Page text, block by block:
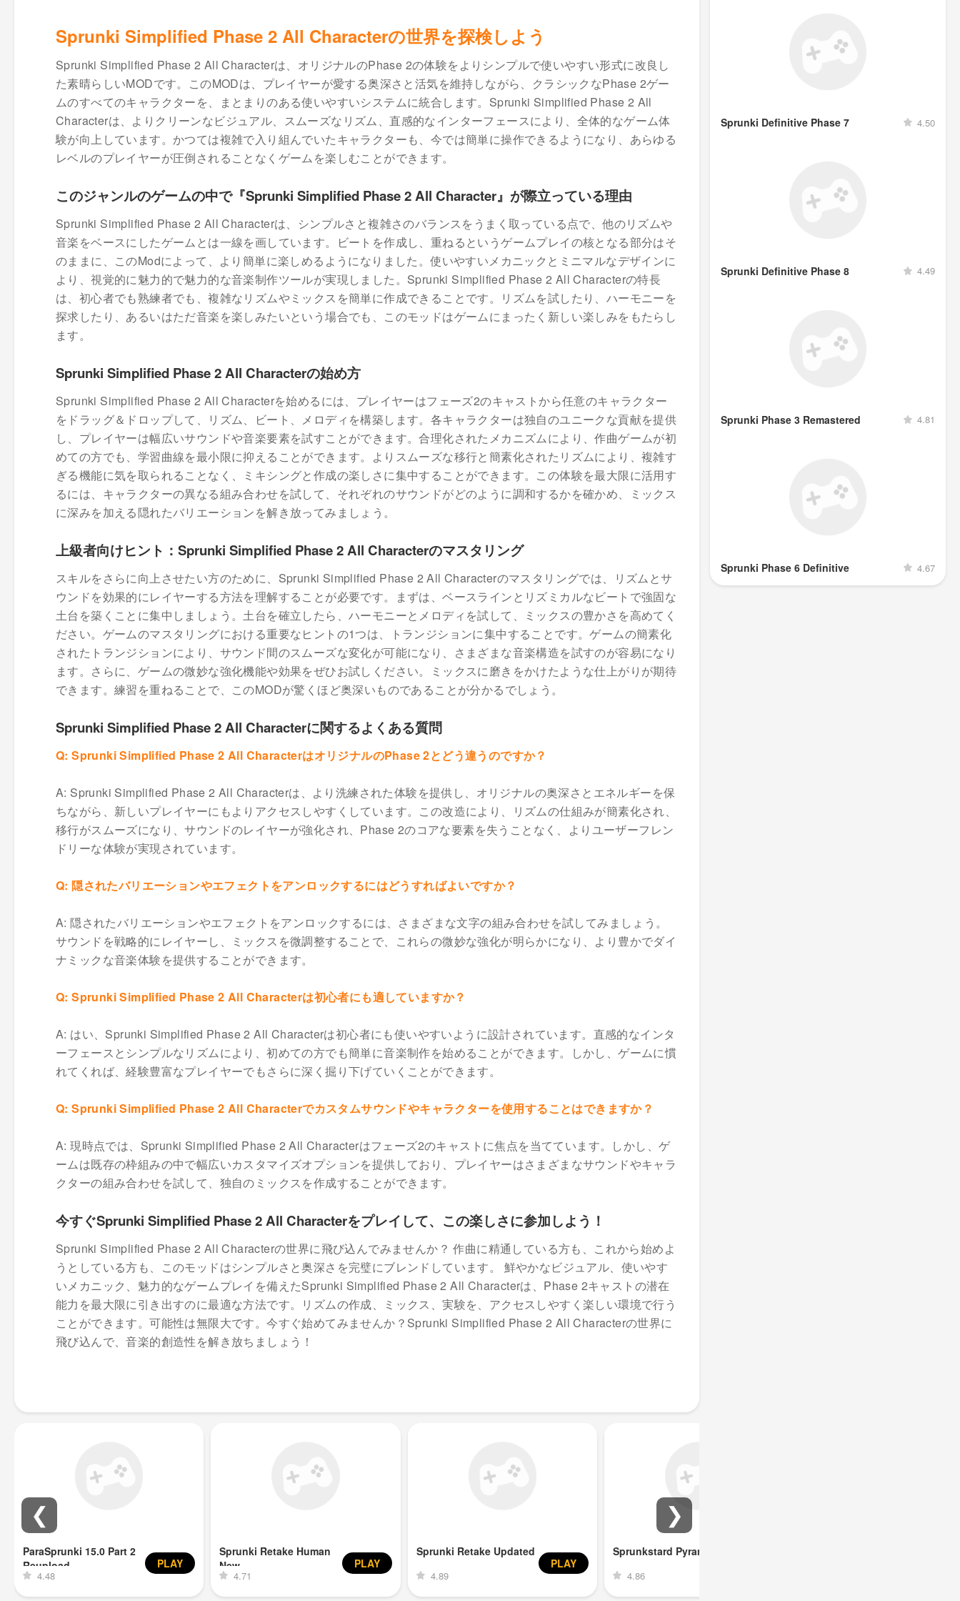
Sprunki Simplified Phase 2 All Characterの世界を探検しよう
Sprunki Simplified Phase 2 All Characterは、オリジナルのPhase 2の体験をよりシンプルで使いやすい形式に改良し
た素晴らしいMODです。このMODは、プレイヤーが愛する奥深さと活気を維持しながら、クラシックなPhase 2ゲー
ムのすべてのキャラクターを、まとまりのある使いやすいシステムに統合します。Sprunki Simplified Phase 2 All
Characterは、よりクリーンなビジュアル、スムーズなリズム、直感的なインターフェースにより、全体的なゲーム体
験が向上しています。かつては複雑で入り組んでいたキャラクターも、今では簡単に操作できるようになり、あらゆる
レベルのプレイヤーが圧倒されることなくゲームを楽しむことができます。
このジャンルのゲームの中で『Sprunki Simplified Phase 2 All Character』が際立っている理由
Sprunki Simplified Phase 2 All Characterは、シンプルさと複雑さのバランスをうまく取っている点で、他のリズムや
音楽をベースにしたゲームとは一線を画しています。ビートを作成し、重ねるというゲームプレイの核となる部分はそ
のままに、このModによって、より簡単に楽しめるようになりました。使いやすいメカニックとミニマルなデザインに
より、視覚的に魅力的で魅力的な音楽制作ツールが実現しました。Sprunki Simplified Phase 2 All Characterの特長
は、初心者でも熟練者でも、複雑なリズムやミックスを簡単に作成できることです。リズムを試したり、ハーモニーを
探求したり、あるいはただ音楽を楽しみたいという場合でも、このモッドはゲームにまったく新しい楽しみをもたらし
ます。
Sprunki Simplified Phase 2 All Characterの始め方
Sprunki Simplified Phase 2 All Characterを始めるには、プレイヤーはフェーズ2のキャストから任意のキャラクター
をドラッグ＆ドロップして、リズム、ビート、メロディを構築します。各キャラクターは独自のユニークな貢献を提供
し、プレイヤーは幅広いサウンドや音楽要素を試すことができます。合理化されたメカニズムにより、作曲ゲームが初
めての方でも、学習曲線を最小限に抑えることができます。よりスムーズな移行と簡素化されたリズムにより、複雑す
ぎる機能に気を取られることなく、ミキシングと作成の楽しさに集中することができます。この体験を最大限に活用す
るには、キャラクターの異なる組み合わせを試して、それぞれのサウンドがどのように調和するかを確かめ、ミックス
に深みを加える隠れたバリエーションを解き放ってみましょう。
上級者向けヒント：Sprunki Simplified Phase 2 All Characterのマスタリング
スキルをさらに向上させたい方のために、Sprunki Simplified Phase 2 All Characterのマスタリングでは、リズムとサ
ウンドを効果的にレイヤーする方法を理解することが必要です。まずは、ベースラインとリズミカルなビートで強固な
土台を築くことに集中しましょう。土台を確立したら、ハーモニーとメロディを試して、ミックスの豊かさを高めてく
ださい。ゲームのマスタリングにおける重要なヒントの1つは、トランジションに集中することです。ゲームの簡素化
されたトランジションにより、サウンド間のスムーズな変化が可能になり、さまざまな音楽構造を試すのが容易になり
ます。さらに、ゲームの微妙な強化機能や効果をぜひお試しください。ミックスに磨きをかけたような仕上がりが期待
できます。練習を重ねることで、このMODが驚くほど奥深いものであることが分かるでしょう。
Sprunki Simplified Phase 2 All Characterに関するよくある質問
Q: Sprunki Simplified Phase 2 All CharacterはオリジナルのPhase 2とどう違うのですか？
A: Sprunki Simplified Phase 2 All Characterは、より洗練された体験を提供し、オリジナルの奥深さとエネルギーを保
ちながら、新しいプレイヤーにもよりアクセスしやすくしています。この改造により、リズムの仕組みが簡素化され、
移行がスムーズになり、サウンドのレイヤーが強化され、Phase 2のコアな要素を失うことなく、よりユーザーフレン
ドリーな体験が実現されています。
Q: 隠されたバリエーションやエフェクトをアンロックするにはどうすればよいですか？
A: 隠されたバリエーションやエフェクトをアンロックするには、さまざまな文字の組み合わせを試してみましょう。
サウンドを戦略的にレイヤーし、ミックスを微調整することで、これらの微妙な強化が明らかになり、より豊かでダイ
ナミックな音楽体験を提供することができます。
Q: Sprunki Simplified Phase 2 All Characterは初心者にも適していますか？
A: はい、Sprunki Simplified Phase 2 All Characterは初心者にも使いやすいように設計されています。直感的なインタ
ーフェースとシンプルなリズムにより、初めての方でも簡単に音楽制作を始めることができます。しかし、ゲームに慣
れてくれば、経験豊富なプレイヤーでもさらに深く掘り下げていくことができます。
Q: Sprunki Simplified Phase 2 All Characterでカスタムサウンドやキャラクターを使用することはできますか？
A: 現時点では、Sprunki Simplified Phase 2 All Characterはフェーズ2のキャストに焦点を当てています。しかし、ゲ
ームは既存の枠組みの中で幅広いカスタマイズオプションを提供しており、プレイヤーはさまざまなサウンドやキャラ
クターの組み合わせを試して、独自のミックスを作成することができます。
今すぐSprunki Simplified Phase 2 All Characterをプレイして、この楽しさに参加しよう！
Sprunki Simplified Phase 2 All Characterの世界に飛び込んでみませんか？ 作曲に精通している方も、これから始めよ
うとしている方も、このモッドはシンプルさと奥深さを完璧にブレンドしています。 鮮やかなビジュアル、使いやす
いメカニック、魅力的なゲームプレイを備えたSprunki Simplified Phase 2 All Characterは、Phase 2キャストの潜在
能力を最大限に引き出すのに最適な方法です。リズムの作成、ミックス、実験を、アクセスしやすく楽しい環境で行う
ことができます。可能性は無限大です。今すぐ始めてみませんか？Sprunki Simplified Phase 2 All Characterの世界に
飛び込んで、音楽的創造性を解き放ちましょう！
ParaSprunki 15.0 Part 2
Reupload
4.48
PLAY
Sprunki Retake Human
New
4.71
PLAY
Sprunki Retake Updated
4.89
PLAY
Sprunkstard Pyramixed
4.86
❮ ❯
Sprunki Definitive Phase 7 4.50
Sprunki Definitive Phase 8 4.49
Sprunki Phase 3 Remastered 4.81
Sprunki Phase 6 Definitive 4.67